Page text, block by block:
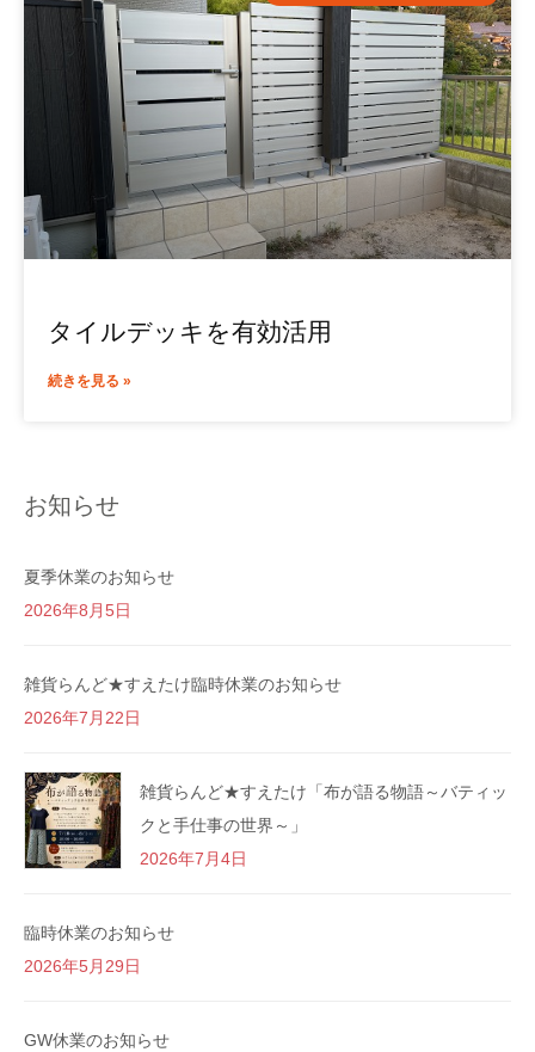
タイルデッキを有効活用
続きを見る »
お知らせ
夏季休業のお知らせ
2026年8月5日
雑貨らんど★すえたけ臨時休業のお知らせ
2026年7月22日
雑貨らんど★すえたけ「布が語る物語～バティッ
クと手仕事の世界～」
2026年7月4日
臨時休業のお知らせ
2026年5月29日
GW休業のお知らせ